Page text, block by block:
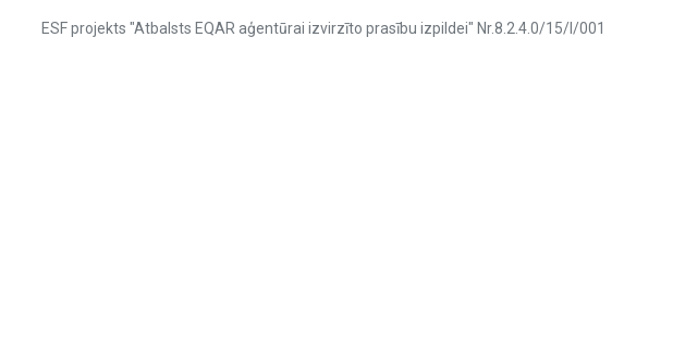
ESF projekts "Atbalsts EQAR aģentūrai izvirzīto prasību izpildei" Nr.8.2.4.0/15/I/001